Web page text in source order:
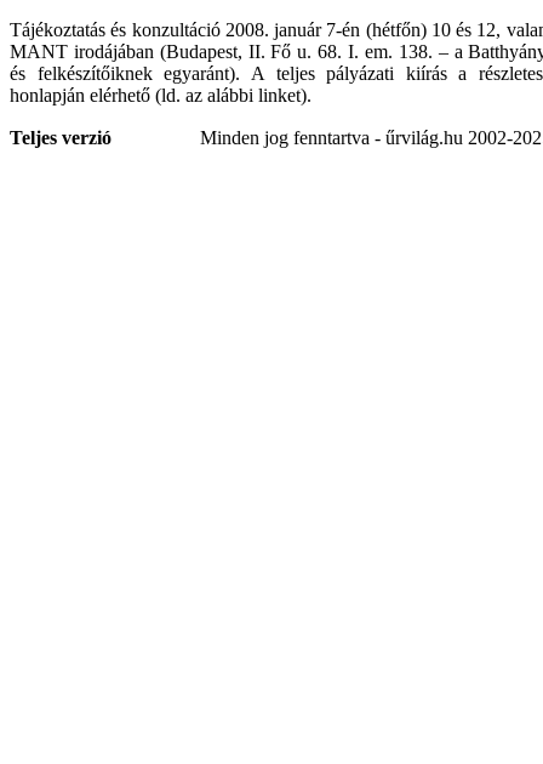
Tájékoztatás és konzultáció 2008. január 7-én (hétfőn) 10 és 12,
MANT irodájában (Budapest, II. Fő u. 68. I. em. 138. – a
és felkészítőiknek egyaránt). A teljes pályázati kiírás a
honlapján elérhető (ld. az alábbi linket).
Teljes verzió Minden jog fenntartva - űrvilág.hu 2002-